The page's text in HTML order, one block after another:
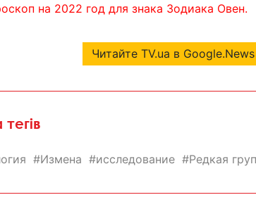
на 2022 год для знака Зодиака Овен.
Читайте TV.ua в Google.News
Измена исследование Редкая